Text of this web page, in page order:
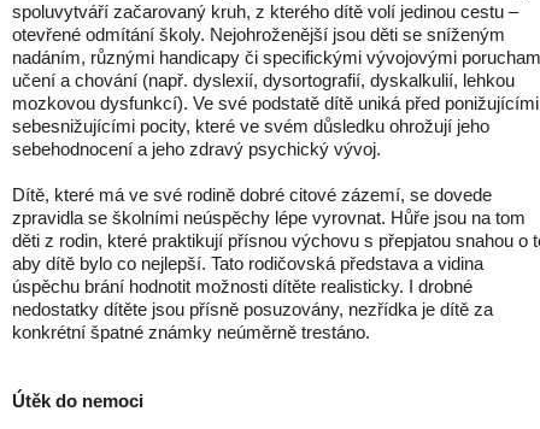
spoluvytváří začarovaný kruh, z kterého dítě volí jedinou cestu –
otevřené odmítání školy. Nejohroženější jsou děti se sníženým
nadáním, různými handicapy či specifickými vývojovými
učení a chování (např. dyslexií, dysortografií, dyskalkulií, lehkou
mozkovou dysfunkcí). Ve své podstatě dítě uniká před ponižujícími
sebesnižujícími pocity, které ve svém důsledku ohrožují jeho
sebehodnocení a jeho zdravý psychický vývoj.
Dítě, které má ve své rodině dobré citové zázemí, se dovede
zpravidla se školními neúspěchy lépe vyrovnat. Hůře jsou na tom
děti z rodin, které praktikují přísnou výchovu s přepjatou snahou o
aby dítě bylo co nejlepší. Tato rodičovská představa a vidina
úspěchu brání hodnotit možnosti dítěte realisticky. I drobné
nedostatky dítěte jsou přísně posuzovány, nezřídka je dítě za
konkrétní špatné známky neúměrně trestáno.
Útěk do nemoci